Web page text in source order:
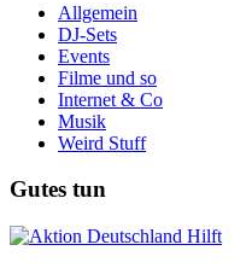
Allgemein
DJ-Sets
Events
Filme und so
Internet & Co
Musik
Weird Stuff
Gutes tun